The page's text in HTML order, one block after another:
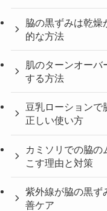
脇の黒ずみは乾燥
的な方法
肌のターンオー
する方法
豆乳ローションで
正しい使い方
カミソリでの脇の
こす理由と対策
紫外線が脇の黒ず
善ケア